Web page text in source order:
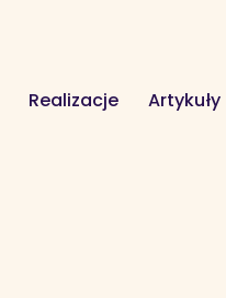
Realizacje Artykuły